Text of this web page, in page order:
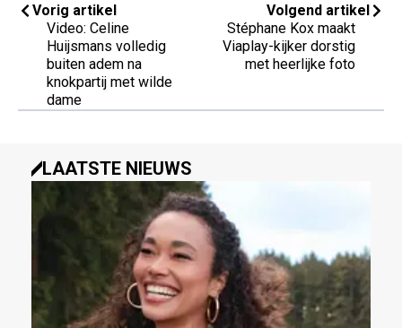
Vorig artikel
Video: Celine
Huijsmans volledig
buiten adem na
knokpartij met wilde
dame
Volgend artikel
Stéphane Kox maakt
Viaplay-kijker dorstig
met heerlijke foto
LAATSTE NIEUWS